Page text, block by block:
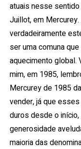
atuais nesse
Juillot, em
verdadeiramente
ser uma comuna
aquecimento global.
mim, em 1985,
Mercurey de 1985
vender, já que
duros desde o
generosidade
maioria das